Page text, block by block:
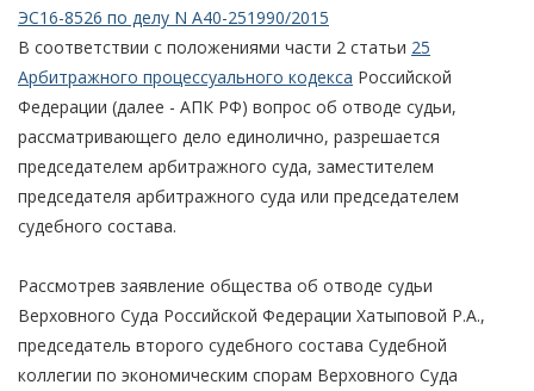
ЭС16-8526 по делу N А40-251990/2015
В соответствии с положениями части 2 статьи 25
Арбитражного процессуального кодекса Российской
Федерации (далее - АПК РФ) вопрос об отводе судьи,
рассматривающего дело единолично, разрешается
председателем арбитражного суда, заместителем
председателя арбитражного суда или председателем
судебного состава.
Рассмотрев заявление общества об отводе судьи
Верховного Суда Российской Федерации Хатыповой Р.А.,
председатель второго судебного состава Судебной
коллегии по экономическим спорам Верховного Суда